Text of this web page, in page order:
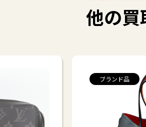
他の買
ブランド品